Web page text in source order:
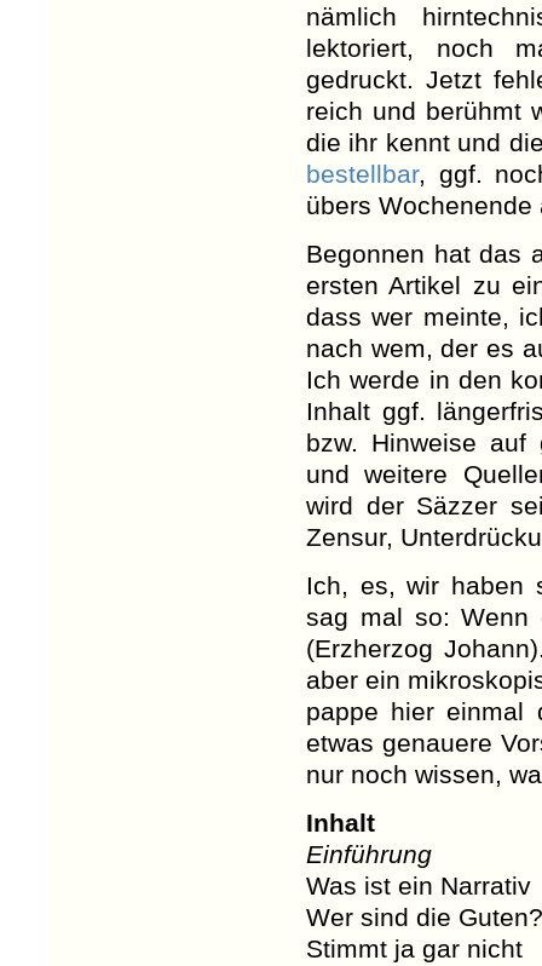
nämlich
lektoriert, noch
gedruckt. Jetzt
reich und berühmt
die ihr kennt und
bestellbar, ggf.
übers
Begonnen hat das
ersten Artikel zu
dass wer meinte,
nach wem, der es
Ich werde in den
Inhalt ggf.
bzw. Hinweise auf
und weitere
wird der Säzzer
Zensur,
Ich, es, wir haben
sag mal so: Wenn
(Erzherzog
aber ein
pappe hier einmal
etwas genauere
nur noch wissen,
Inhalt
Einführung
Was ist ein Narrativ
Wer sind die Guten?
Stimmt ja gar nicht